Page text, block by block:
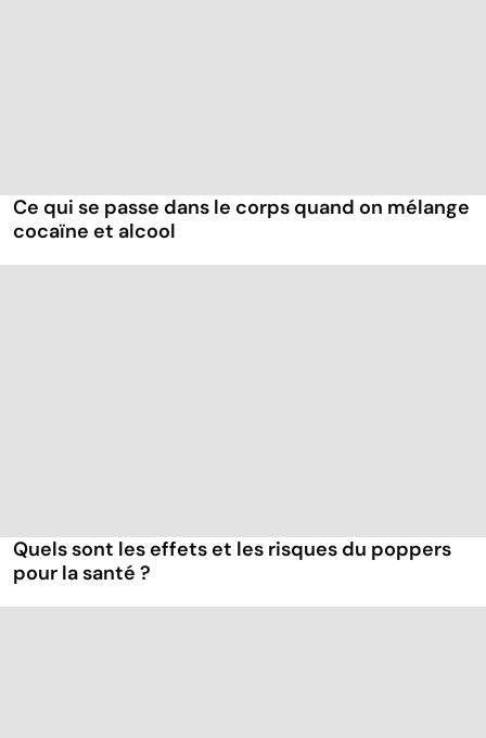
Ce qui se passe dans le corps quand on mélange
cocaïne et alcool
Quels sont les effets et les risques du poppers
pour la santé ?